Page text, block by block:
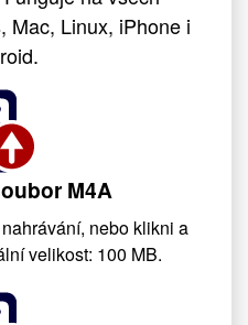
Mac, Linux, iPhone i
M4A
nebo klikni a
velikost: 100 MB.